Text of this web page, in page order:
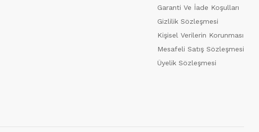
Garanti Ve İade Koşulları
Gizlilik Sözleşmesi
Kişisel Verilerin Korunması
Mesafeli Satış Sözleşmesi
Üyelik Sözleşmesi